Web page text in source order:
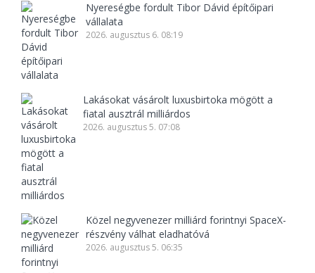
Nyereségbe fordult Tibor Dávid építőipari
vállalata
2026. augusztus 6. 08:19
Lakásokat vásárolt luxusbirtoka mögött a
fiatal ausztrál milliárdos
2026. augusztus 5. 07:08
Közel negyvenezer milliárd forintnyi SpaceX-
részvény válhat eladhatóvá
2026. augusztus 5. 06:35